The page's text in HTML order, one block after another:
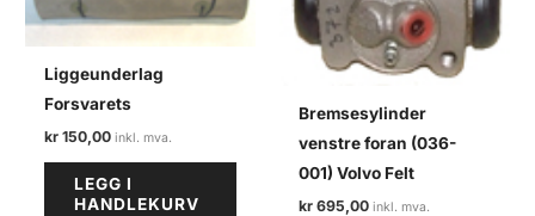
Liggeunderlag
Forsvarets
kr 150,00
LEGG I
HANDLEKURV
Bremsesylinder
venstre foran (036-
001) Volvo Felt
kr 695,00